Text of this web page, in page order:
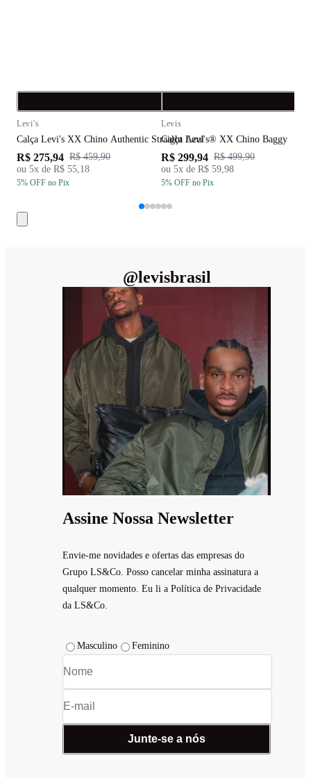
Levi's
Calça Levi's XX Chino Authentic Straight Azul
R$ 275,94 R$ 459,90
ou 5x de R$ 55,18
5% OFF no Pix
Levis
Calça Levi's® XX Chino Baggy
R$ 299,94 R$ 499,90
ou 5x de R$ 59,98
5% OFF no Pix
@levisbrasil
Assine Nossa Newsletter
Envie-me novidades e ofertas das empresas do
Grupo LS&Co. Posso cancelar minha assinatura a
qualquer momento. Eu li a Política de Privacidade
da LS&Co.
Masculino Feminino
Junte-se a nós